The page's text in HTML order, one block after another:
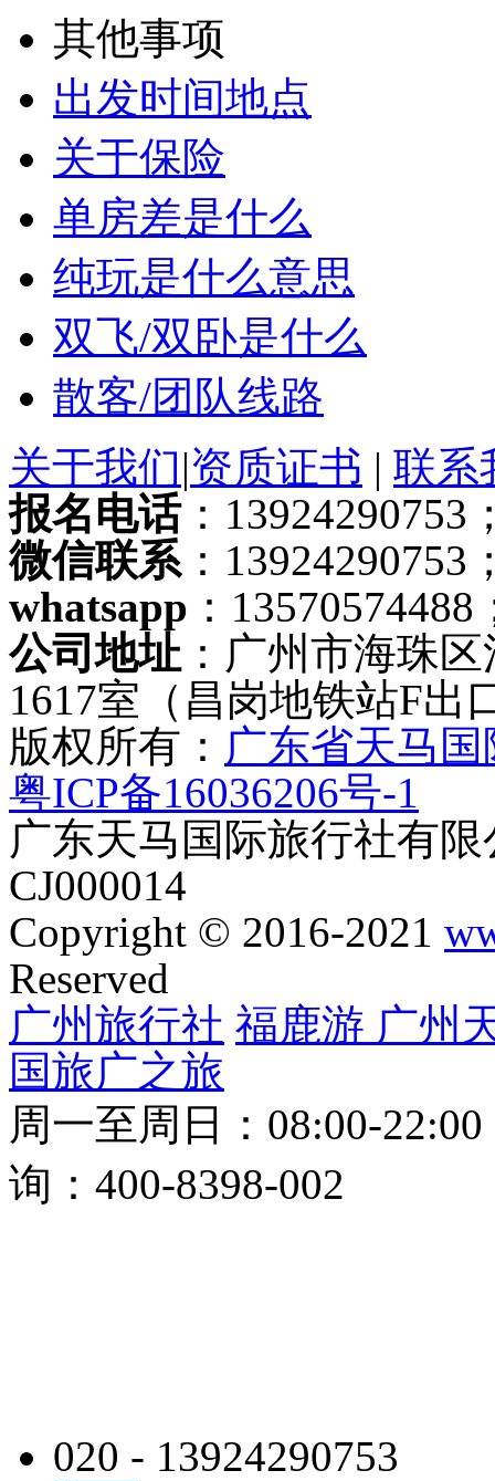
其他事项
出发时间地点
关于保险
单房差是什么
纯玩是什么意思
双飞/双卧是什么
散客/团队线路
关于我们|资质证书 | 联系
报名电话：13924290753
微信联系：13924290753
whatsapp ：13570574488
公司地址 ：广州市海珠
1617室（昌岗地铁站F出
版权所有： 广东省天马
粤ICP备16036206号-1
广东天马国际旅行社有
CJ000014
Copyright © 2016-2021
Reserved
广州旅行社 福鹿游 广州
国旅广之旅
周一至周日：08:00-
询：400-8398-002
020 - 13924290753